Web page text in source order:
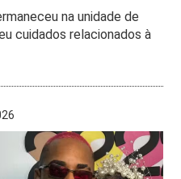
na unidade de
cuidados relacionados à